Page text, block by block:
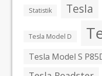
Statistik Tesla
Tesla Model D
Tesla Model S